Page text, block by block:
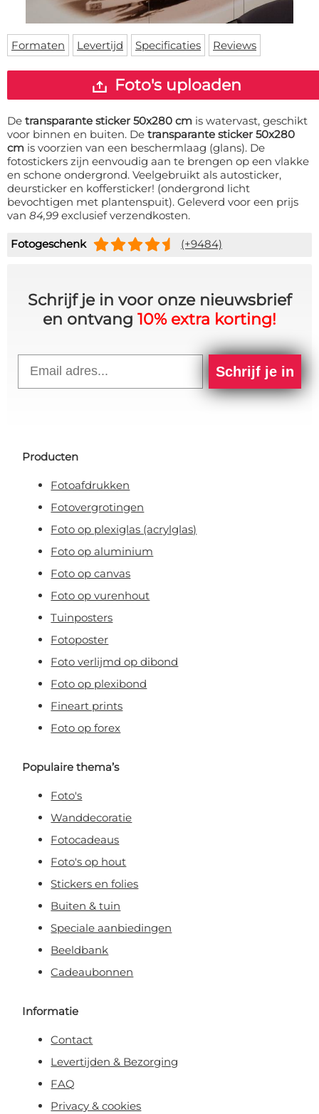
Vloermat
Skateboard deck
Levertijden
Inloggen
WhatsApp
Formaten Levertijd Specificaties Reviews
Foto's uploaden
De transparante sticker 50x280 cm is watervast, geschikt
voor binnen en buiten. De transparante sticker 50x280
cm is voorzien van een beschermlaag (glans). De
fotostickers zijn eenvoudig aan te brengen op een vlakke
en schone ondergrond. Veelgebruikt als autosticker,
deursticker en koffersticker! (ondergrond licht
bevochtigen met plantenspuit). Geleverd voor een prijs
van 84,99 exclusief verzendkosten.
Fotogeschenk (+9484)
Schrijf je in voor onze nieuwsbrief
en ontvang 10% extra korting!
Schrijf je in
Producten
Fotoafdrukken
Fotovergrotingen
Foto op plexiglas (acrylglas)
Foto op aluminium
Foto op canvas
Foto op vurenhout
Tuinposters
Fotoposter
Foto verlijmd op dibond
Foto op plexibond
Fineart prints
Foto op forex
Populaire thema’s
Foto's
Wanddecoratie
Fotocadeaus
Foto's op hout
Stickers en folies
Buiten & tuin
Speciale aanbiedingen
Beeldbank
Cadeaubonnen
Informatie
Contact
Levertijden & Bezorging
FAQ
Privacy & cookies